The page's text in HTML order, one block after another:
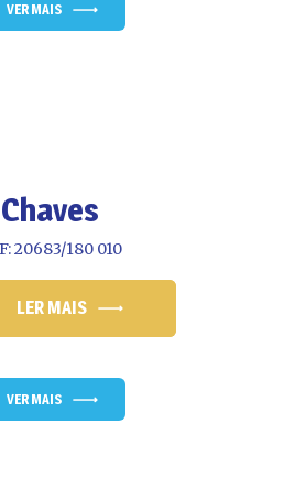
VER MAIS
Chaves
20683/180 010
LER MAIS
VER MAIS